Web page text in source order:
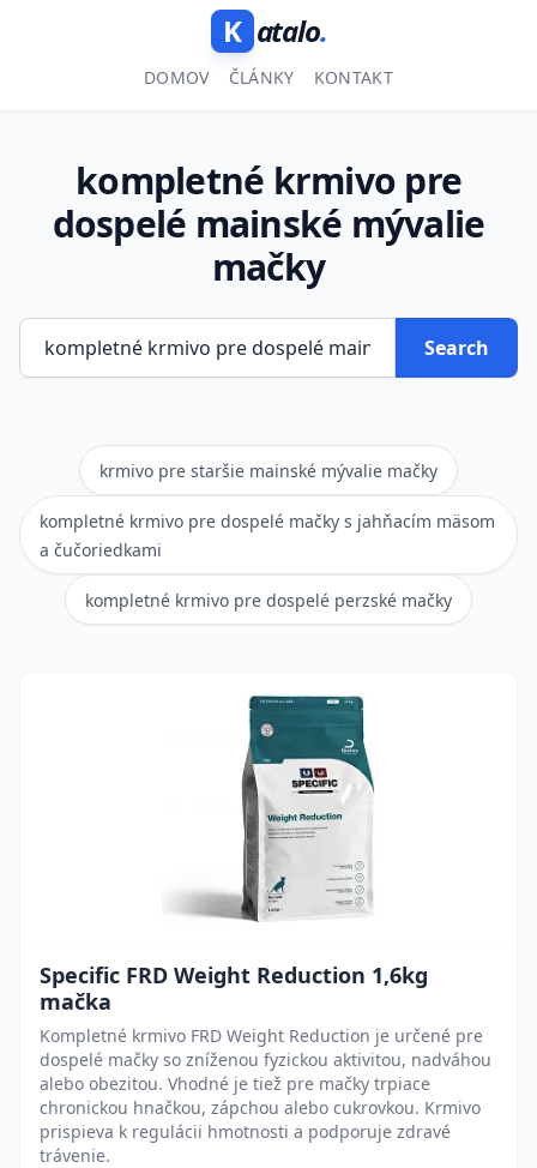
K atalo.
DOMOV ČLÁNKY KONTAKT
kompletné krmivo pre
dospelé mainské mývalie
mačky
Search
krmivo pre staršie mainské mývalie mačky
kompletné krmivo pre dospelé mačky s jahňacím mäsom
a čučoriedkami
kompletné krmivo pre dospelé perzské mačky
Specific FRD Weight Reduction 1,6kg
mačka
Kompletné krmivo FRD Weight Reduction je určené pre
dospelé mačky so zníženou fyzickou aktivitou, nadváhou
alebo obezitou. Vhodné je tiež pre mačky trpiace
chronickou hnačkou, zápchou alebo cukrovkou. Krmivo
prispieva k regulácii hmotnosti a podporuje zdravé
trávenie.